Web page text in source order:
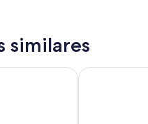
similares
IRAIPE